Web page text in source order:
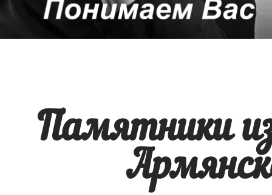
Памятники